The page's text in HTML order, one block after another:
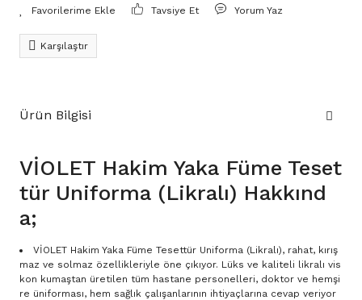
Tavsiye Et Yorum Yaz
Karşılaştır
Ürün Bilgisi
VİOLET Hakim Yaka Füme Teset
tür Uniforma (Likralı) Hakkınd
a;
VİOLET Hakim Yaka Füme Tesettür Uniforma (Likralı), rahat, kırış
maz ve solmaz özellikleriyle öne çıkıyor. Lüks ve kaliteli likralı vis
kon kumaştan üretilen tüm hastane personelleri, doktor ve hemşi
re üniforması, hem sağlık çalışanlarının ihtiyaçlarına cevap veriyor